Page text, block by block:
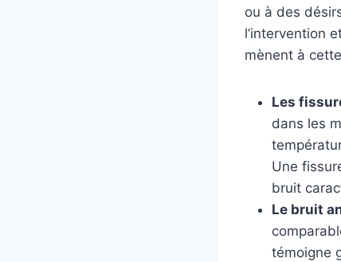
ou à des
l’intervention
mènent à
Les
dans les
Une
bruit
Le bruit
témoigne